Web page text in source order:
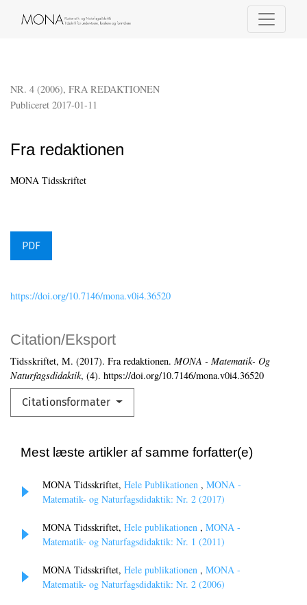
NR. 4 (2006), FRA REDAKTIONEN
Fra redaktionen
Publiceret 2017-01-11
MONA Tidsskriftet
PDF
Citation/Eksport
Tidsskriftet, M. (2017). Fra redaktionen. MONA - Matematik- Og
Naturfagsdidaktik, (4). https://doi.org/10.7146/mona.v0i4.36520
Citationsformater
https://doi.org/10.7146/mona.v0i4.36520
Mest læste artikler af samme forfatter(e)
MONA Tidsskriftet, Hele Publikationen , MONA -
Matematik- og Naturfagsdidaktik: Nr. 2 (2017)
MONA Tidsskriftet, Hele publikationen , MONA -
Matematik- og Naturfagsdidaktik: Nr. 1 (2011)
MONA Tidsskriftet, Hele publikationen , MONA -
Matematik- og Naturfagsdidaktik: Nr. 2 (2006)